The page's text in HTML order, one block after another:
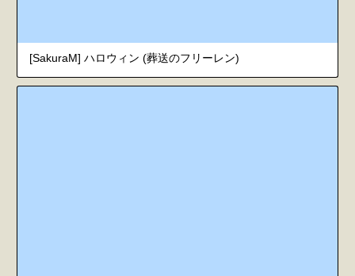
[SakuraM] ハロウィン (葬送のフリーレン)